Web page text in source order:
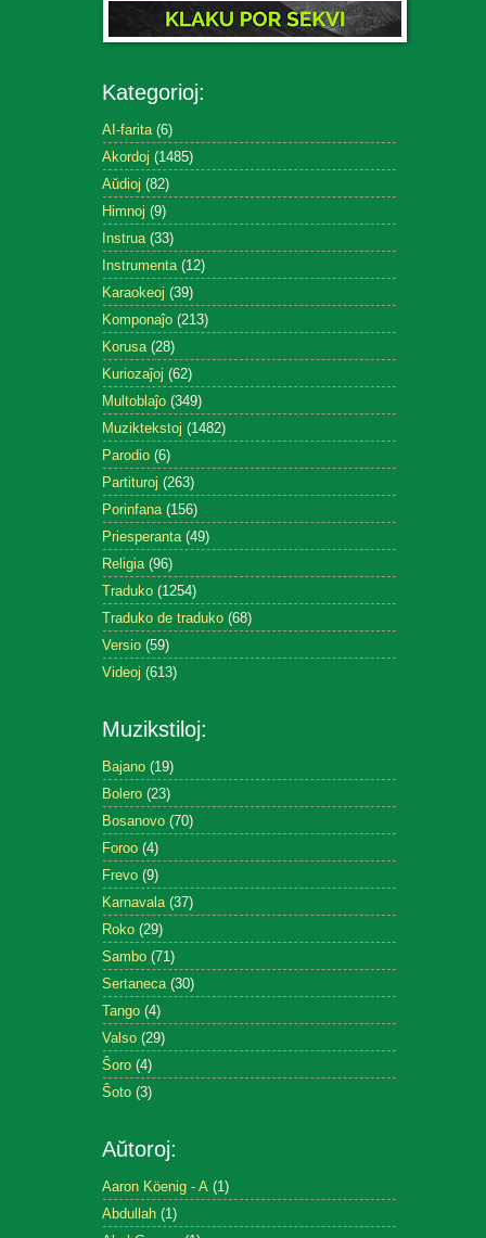
Kategorioj:
AI-farita (6)
Akordoj (1485)
Aŭdioj (82)
Himnoj (9)
Instrua (33)
Instrumenta (12)
Karaokeoj (39)
Komponaĵo (213)
Korusa (28)
Kuriozaĵoj (62)
Multoblaĵo (349)
Muziktekstoj (1482)
Parodio (6)
Partituroj (263)
Porinfana (156)
Priesperanta (49)
Religia (96)
Traduko (1254)
Traduko de traduko (68)
Versio (59)
Videoj (613)
Muzikstiloj:
Bajano (19)
Bolero (23)
Bosanovo (70)
Foroo (4)
Frevo (9)
Karnavala (37)
Roko (29)
Sambo (71)
Sertaneca (30)
Tango (4)
Valso (29)
Ŝoro (4)
Ŝoto (3)
Aŭtoroj:
Aaron Köenig - A (1)
Abdullah (1)